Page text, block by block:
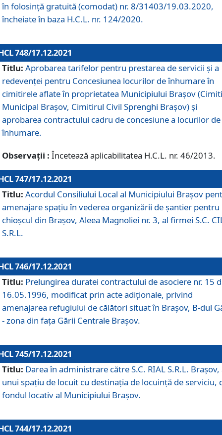
în folosință gratuită (comodat) nr. 8/31403/19.03.2020,
încheiate în baza H.C.L. nr. 124/2020.
748/17.12.2021
Titlu: Aprobarea tarifelor pentru prestarea de servicii şi a
redevenţei pentru Concesiunea locurilor de înhumare în
cimitirele aflate în proprietatea Municipiului Braşov
Municipal Braşov, Cimitirul Civil Sprenghi Braşov) şi
aprobarea contractului cadru de concesiune a locurilor de
înhumare.
Observații : Încetează aplicabilitatea H.C.L. nr. 46/2013.
747/17.12.2021
Titlu: Acordul Consiliului Local al Municipiului Braşov
amenajare spațiu în vederea organizării de șantier pentru
chioșcul din Brașov, Aleea Magnoliei nr. 3, al firmei S.C.
S.R.L.
746/17.12.2021
Titlu: Prelungirea duratei contractului de asociere nr. 15
16.05.1996, modificat prin acte adiționale, privind
amenajarea refugiului de călători situat în Brașov, B-dul
- zona din faţa Gării Centrale Brașov.
745/17.12.2021
Titlu: Darea în administrare către S.C. RIAL S.R.L. Brașov,
unui spațiu de locuit cu destinația de locuință de serviciu,
fondul locativ al Municipiului Brașov.
744/17.12.2021